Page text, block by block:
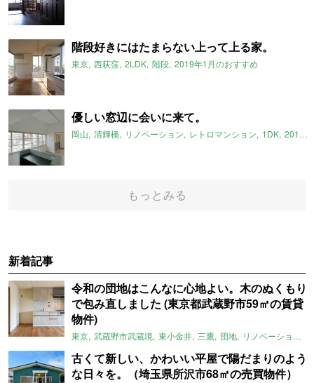
階段好きにはたまらない上って上る家。
東京 西荻窪 2LDK 階段 2019年1月のおすすめ
優しい窓辺に会いに来て。
岡山 清輝橋 リノベーション レトロマンション 1DK 2019年1月のおすすめ
もっとみる
新着記事
令和の団地はこんなに心地よい。木のぬくもり
で包み直しました (東京都武蔵野市59㎡の賃貸
物件)
東京 武蔵野市武蔵境 東小金井 三鷹 団地 リノベーション
古くて新しい、かわいい平屋で陽だまりのよう
な日々を。（埼玉県所沢市68㎡の売買物件）